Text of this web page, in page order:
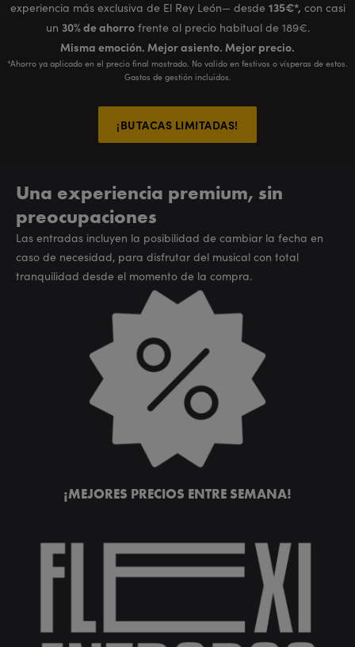
experiencia más exclusiva de El Rey León— desde 135€*, con casi
un 30% de ahorrofrente al precio habitual de 189€.
Misma emoción. Mejor asiento. Mejor precio.
*Ahorro ya aplicado en el precio final mostrado. No valido en festivos o vísperas de estos.
Gastos de gestión incluidos.
¡BUTACAS LIMITADAS!
Una experiencia premium, sin
preocupaciones
Las entradas incluyen la posibilidad de cambiar la fecha en
caso de necesidad, para disfrutar del musical con total
tranquilidad desde el momento de la compra.
¡MEJORES PRECIOS ENTRE SEMANA!